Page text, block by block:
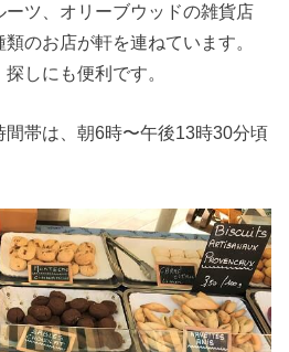
ツ、オリーブウッドの雑貨店
のお店が軒を連ねています。
しにも便利です。
間帯は、朝6時〜午後13時30分頃